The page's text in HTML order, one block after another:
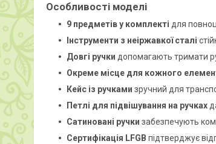
Особливості моделі
9 предметів у комплекті для
Інструменти з неіржавкої сталі
Довгі ручки допомагають тримати
Окреме місце для кожного
Кейс із ручками зручний для
Петлі для підвішування на ручках
Сатиновані ручки забезпечують
Сертифікація LFGB підтверджує